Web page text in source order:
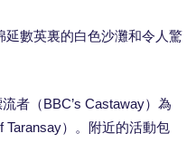
延數英裏的白色沙灘和令人驚
者（BBC’s Castaway）為
Taransay）。附近的活動包